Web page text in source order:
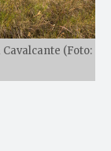
(Foto: